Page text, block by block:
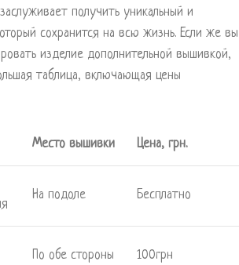
получить уникальный и
сохранится на всю жизнь. Если же вы
изделие дополнительной вышивкой,
таблица, включающая цены
Место вышивки Цена, грн.
На подоле Бесплатно
По обе стороны 100грн